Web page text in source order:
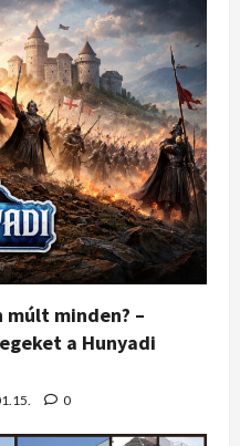
múlt minden? –
a Hunyadi
0